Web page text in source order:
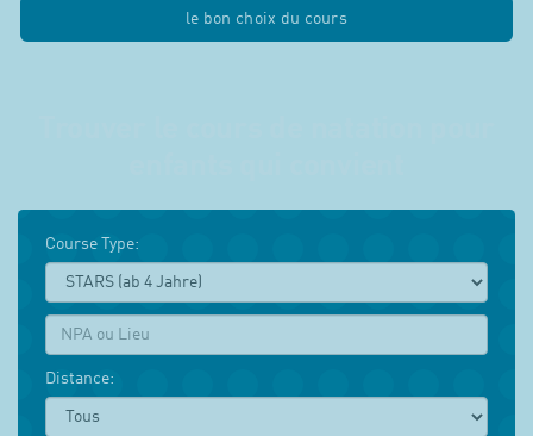
le bon choix du cours
Course Type:
NPA:
Distance: